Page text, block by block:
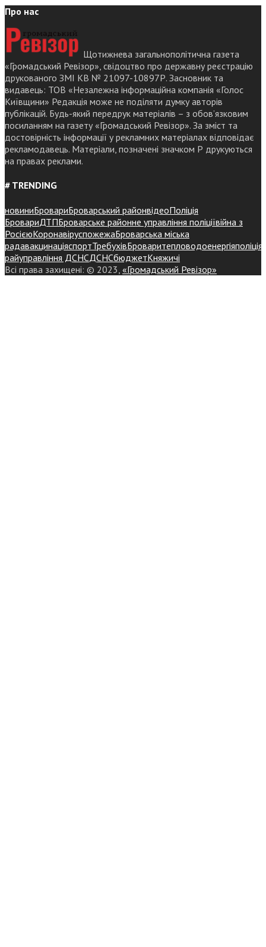
Про нас
Щотижнева загальнополітична газета
«Громадський Ревізор», свідоцтво про державну реєстрацію
друкованого ЗМІ КВ № 21097-10897Р. Засновник та
видавець: ТОВ «Незалежна інформаційна компанія «Голос
Київщини» Редакція може не поділяти думку авторів
публікацій. Будь-який передрук матеріалів – з обов’язковим
посиланням на газету «Громадський Ревізор». За зміст та
достовірність інформації у рекламних матеріалах відповідає
рекламодавець. Матеріали, позначені значком Р друкуються
на правах реклами.
# TRENDING
новиниБровариБроварський районвідеоПоліція
БровариДТПБроварське районне управління поліціївійна з
РосієюКоронавіруспожежаБроварська міська
радавакцинаціяспортТребухівБроваритепловодоенергіяполіція
райуправління ДСНСДСНСбюджетКняжичі
Всі права захищені: © 2023, «Громадський Ревізор»